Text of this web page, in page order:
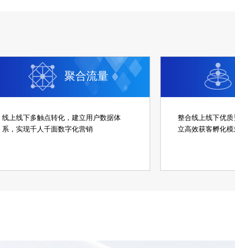
聚合流量
线上线下多触点转化，建立用户数据体
系，实现千人千面数字化营销
整合线上线下优
立高效获客孵化模